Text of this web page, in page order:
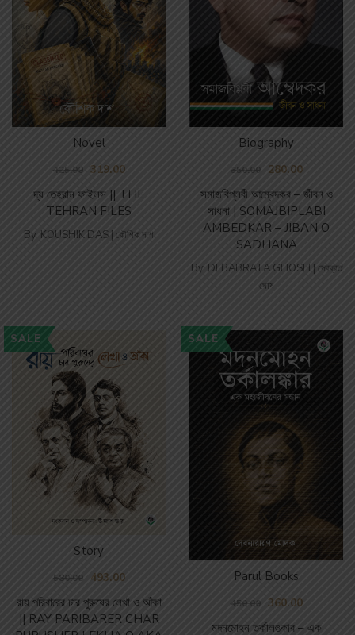
দ্য তেহরান ফাইলস || THE
TEHRAN FILES
Novel
425.00 319.00
By KOUSHIK DAS | কৌশিক দাশ
সমাজবিপ্লবী আম্বেদকর – জীবন ও
সাধনা | SOMAJBIPLABI
AMBEDKAR – JIBAN O
SADHANA
Biography
350.00 280.00
By DEBABRATA GHOSH | দেবব্রত
ঘোষ
SALE
রায় পরিবারের চার পুরুষের লেখা ও আঁকা
|| RAY PARIBARER CHAR
Story
580.00 493.00
SALE
মদনমোহন তর্কালঙ্কার – এক
Parul Books
450.00 360.00